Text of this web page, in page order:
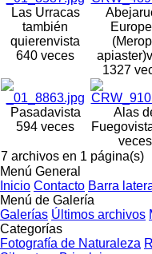
Las Urracas
también
quierenvista
640 veces
apiaster)
1327
Pasadavista
594 veces
Alas
Fuego
veces
7 archivos en 1 página(s)
Menú General
Inicio Contacto Barra
Menú de Galería
Galerías Últimos archivos
Categorías
Fotografía de Naturaleza